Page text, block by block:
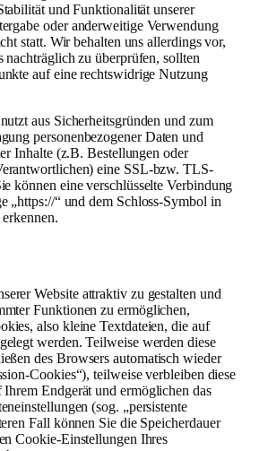
und Funktionalität unserer
oder anderweitige Verwendung
statt. Wir behalten uns allerdings vor,
nachträglich zu überprüfen, sollten
auf eine rechtswidrige Nutzung
aus Sicherheitsgründen und zum
personenbezogener Daten und
Inhalte (z.B. Bestellungen oder
eine SSL-bzw. TLS-
können eine verschlüsselte Verbindung
„https://“ und dem Schloss-Symbol in
Website attraktiv zu gestalten und
Funktionen zu ermöglichen,
also kleine Textdateien, die auf
werden. Teilweise werden diese
des Browsers automatisch wieder
Cookies“), teilweise verbleiben diese
Endgerät und ermöglichen das
(sog. „persistente
Fall können Sie die Speicherdauer
Cookie-Einstellungen Ihres